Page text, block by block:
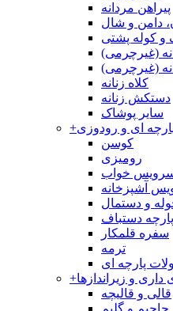
پیراهن مردانه
دامن و شال
و کوله پشتی
(غیرچرمی)
(غیرچرمی)
کلاه زنانه
دستکش زنانه
سایر پوشاک
+ای و رودوزی
کوسن
رومیزی
خواب
آشپزخانه
و دستمال
پارچه دستباف
سفره قلمکار
ترمه
پارچه ای
+داری و زیراندازها
قالی و قالیچه
جاجیم و گلیم